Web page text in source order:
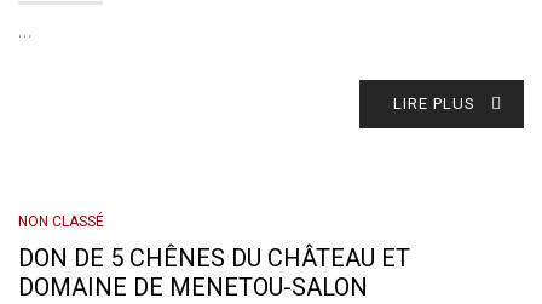
…
LIRE PLUS
NON CLASSÉ
DON DE 5 CHÊNES DU CHÂTEAU ET
DOMAINE DE MENETOU-SALON